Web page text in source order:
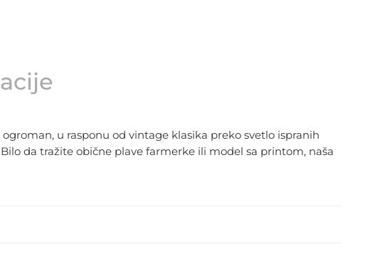
u rasponu od vintage klasika preko svetlo ispranih
da tražite obične plave farmerke ili model sa printom, naša